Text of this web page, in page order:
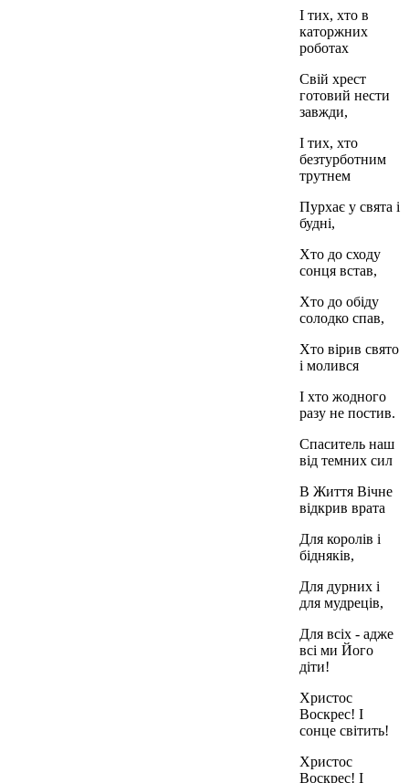
І тих, хто в
каторжних
роботах
Свій хрест
готовий нести
завжди,
І тих, хто
безтурботним
трутнем
Пурхає у свята і
будні,
Хто до сходу
сонця встав,
Хто до обіду
солодко спав,
Хто вірив свято
і молився
І хто жодного
разу не постив.
Спаситель наш
від темних сил
В Життя Вічне
відкрив врата
Для королів і
бідняків,
Для дурних і
для мудреців,
Для всіх - адже
всі ми Його
діти!
Христос
Воскрес! І
сонце світить!
Христос
Воскрес! І